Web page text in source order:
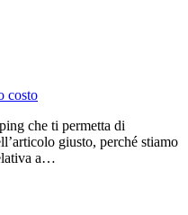
costo
che ti permetta di
giusto, perché stiamo
a…